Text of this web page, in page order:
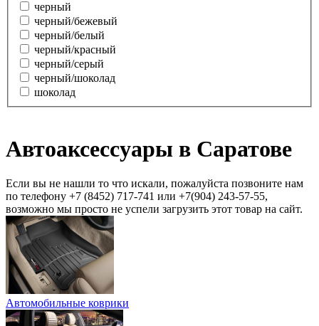
черный
черный/бежевый
черный/белый
черный/красный
черный/серый
черный/шоколад
шоколад
Автоаксессуары в Саратове
Если вы не нашли то что искали, пожалуйста позвоните нам
по телефону +7 (8452) 717-741 или +7(904) 243-57-55,
возможно мы просто не успели загрузить этот товар на сайт.
Автомобильные коврики